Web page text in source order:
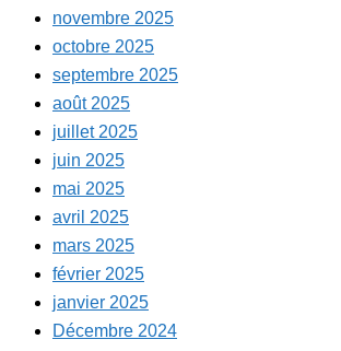
novembre 2025
octobre 2025
septembre 2025
août 2025
juillet 2025
juin 2025
mai 2025
avril 2025
mars 2025
février 2025
janvier 2025
Décembre 2024